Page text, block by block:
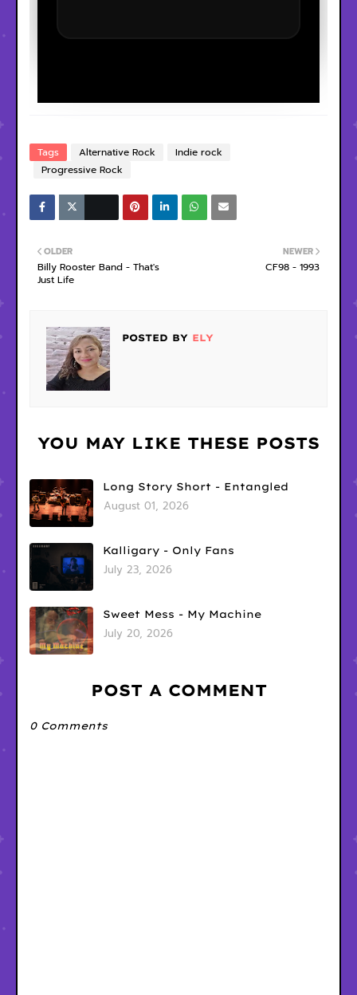
Tags Alternative Rock
Indie rock
Progressive Rock
NEWER
CF98 - 1993
OLDER
Billy Rooster Band - That's
Just Life
POSTED BY ELY
YOU MAY LIKE THESE POSTS
Long Story Short - Entangled
August 01, 2026
Kalligary - Only Fans
July 23, 2026
Sweet Mess - My Machine
July 20, 2026
POST A COMMENT
0 Comments